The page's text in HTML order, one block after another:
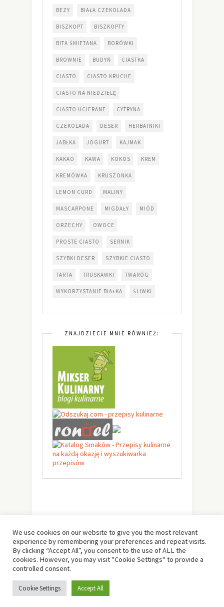
BEZY BIAŁA CZEKOLADA
BISZKOPT BISZKOPTY
BITA ŚMIETANA BORÓWKI
BROWNIE BUDYŃ CIASTKA
CIASTO CIASTO KRUCHE
CIASTO NA NIEDZIELĘ
CIASTO UCIERANE CYTRYNA
CZEKOLADA DESER HERBATNIKI
JABŁKA JOGURT KAJMAK
KAKAO KAWA KOKOS KREM
KREMÓWKA KRUSZONKA
LEMON CURD MALINY
MASCARPONE MIGDAŁY MIÓD
ORZECHY OWOCE
PROSTE CIASTO SERNIK
SZYBKI DESER SZYBKIE CIASTO
TARTA TRUSKAWKI TWARÓG
WYKORZYSTANIE BIAŁKA ŚLIWKI
ZNAJDZIECIE MNIE RÓWNIEŻ:
Designed & Developed by
We use cookies on our website to give you the most relevant
experience by remembering your preferences and repeat visits.
By clicking “Accept All”, you consent to the use of ALL the
cookies. However, you may visit "Cookie Settings" to provide a
controlled consent.
Cookie Settings Accept All